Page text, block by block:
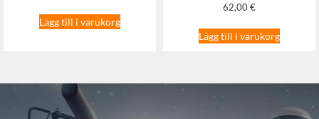
Lägg till i varukorg
62,00€
Lägg till i varukorg